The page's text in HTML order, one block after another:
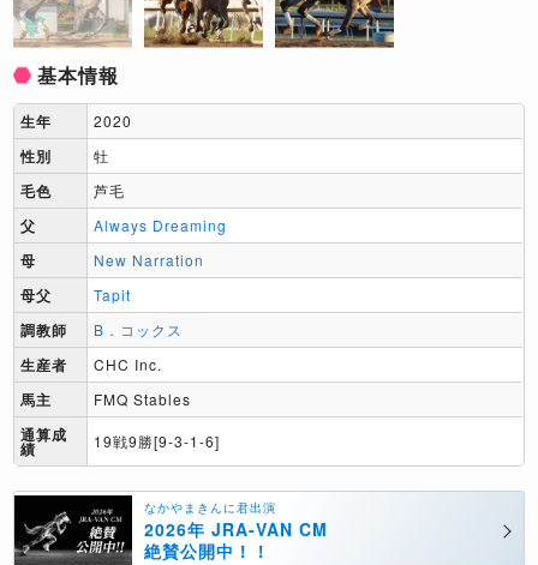
基本情報
生年 2020
性別 牡
毛色 芦毛
父 Always Dreaming
母 New Narration
母父 Tapit
調教師 B．コックス
生産者 CHC Inc.
馬主 FMQ Stables
通算成
績 19戦9勝[9-3-1-6]
なかやまきんに君出演
2026年 JRA-VAN CM
絶賛公開中！！